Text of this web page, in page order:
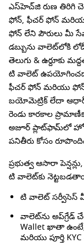
ఎస్‌హెచ్‌జి రుణ తిరిగి
ఫోన్, ఫీచర్ ఫోన్
ఫోన్ లేని పౌరులు మీ
డబ్బును వాలెట్‌లోకి
తెలుగు & ఉర్దూకు
టి వాలెట్
ఫీచర్ ఫోన్ మరియు
బయోమెట్రిక్ లేదా ఆధార్
రెండు కారకాల
అజూర్ ప్లాట్‌ఫామ్‌లో
పనితీరు కోసం
ప్రభుత్వ ఆసారా
టి వాలెట్‌కు
టి వాలెట్ సర్వీసెస్
వాలెట్‌ను అప్‌గ్రేడ్
Wallet ఖాతా ఉంటే,
మరియు పూర్తి